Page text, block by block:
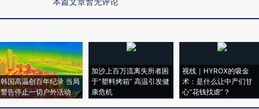
韩国高温创百年纪录 当局
警告停止一切户外活动
加沙上百万流离失所者困
于“塑料烤箱” 高温引发健
康危机
视线｜HYROX的吸金
术：是什么让中产们甘
心“花钱找虐”？